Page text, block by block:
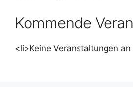
Kommende
<li>Keine Veranstaltungen